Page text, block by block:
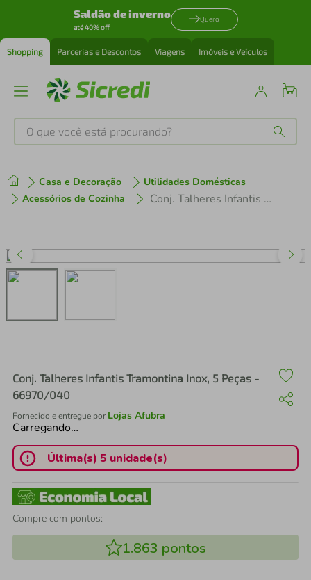
Saldão de inverno
até 40% off
Quero
Shopping Parcerias e Descontos Viagens Imóveis e Veículos
O que você está procurando?
Casa e Decoração
Utilidades Domésticas
Acessórios de Cozinha
Conj. Talheres Infantis Tramontina Inox, 5 Peças - 66970/040
Conj. Talheres Infantis Tramontina Inox, 5 Peças -
66970/040
Fornecido e entregue por Lojas Afubra
Carregando…
Última(s) 5 unidade(s)
Compre com pontos:
1.863 pontos
1º tenis
3º perfume